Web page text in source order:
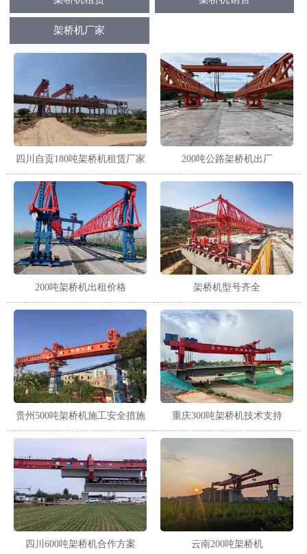
架桥机厂家
四川自贡180吨架桥机租赁厂家
三个月租金
200吨公路架桥机出厂
200吨架桥机出租价格 架桥机型号齐全
贵州500吨架桥机施工安全措施 重庆300吨架桥机技术支持
四川600吨架桥机合作方案 云南200吨架桥机